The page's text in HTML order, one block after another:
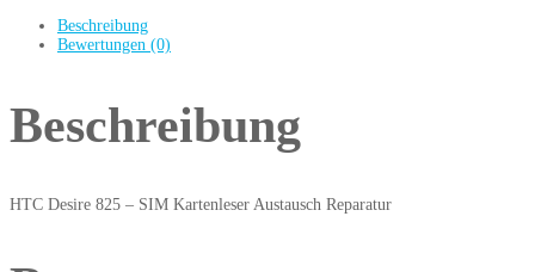
Beschreibung
Bewertungen (0)
Beschreibung
HTC Desire 825 – SIM Kartenleser Austausch Reparatur